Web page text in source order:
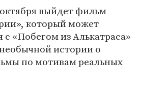
выйдет фильм
который может
с «Побегом из Алькатраса»
истории о
по мотивам реальных